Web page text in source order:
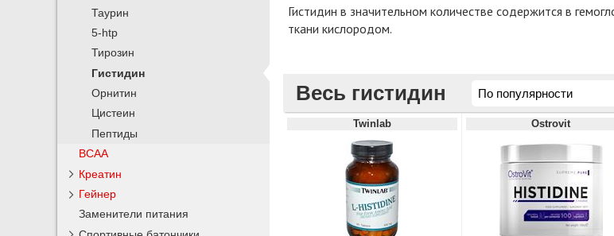
Гистидин в значительном количестве содержится в
ткани кислородом.
Весь гистидин
Twinlab Ostrovit
Таурин
5-htp
Тирозин
Гистидин
Орнитин
Цистеин
Пептиды
BCAA
Креатин
Гейнер
Заменители питания